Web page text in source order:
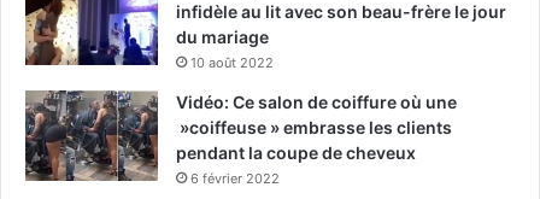
infidèle au lit avec son beau-frère le jour
du mariage
10 août 2022
Vidéo: Ce salon de coiffure où une
»coiffeuse » embrasse les clients
pendant la coupe de cheveux
6 février 2022